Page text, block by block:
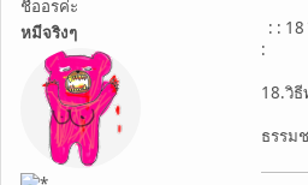
ชื่ออรค่ะ
หมีจริงๆ
: :
:
18.วิ
ธรรม